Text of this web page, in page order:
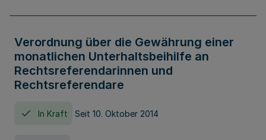
Verordnung über die Gewährung einer
monatlichen Unterhaltsbeihilfe an
Rechtsreferendarinnen und
Rechtsreferendare
In Kraft Seit 10. Oktober 2014